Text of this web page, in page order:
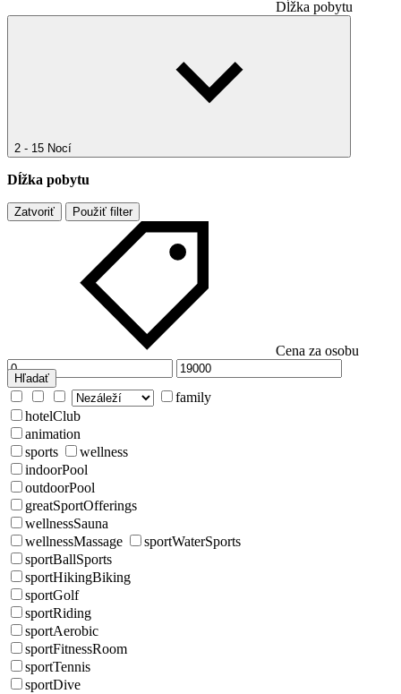
Dĺžka pobytu
2 - 15 Nocí
Dĺžka pobytu
Zatvoriť Použiť filter
Cena za osobu
Hľadať
family
hotelClub
animation
sports
wellness
indoorPool
outdoorPool
greatSportOfferings
wellnessSauna
wellnessMassage
sportWaterSports
sportBallSports
sportHikingBiking
sportGolf
sportRiding
sportAerobic
sportFitnessRoom
sportTennis
sportDive